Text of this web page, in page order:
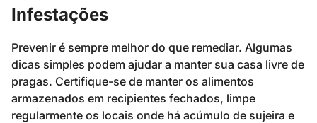
Infestações
Prevenir é sempre melhor do que remediar. Algumas
dicas simples podem ajudar a manter sua casa livre de
pragas. Certifique-se de manter os alimentos
armazenados em recipientes fechados, limpe
regularmente os locais onde há acúmulo de sujeira e